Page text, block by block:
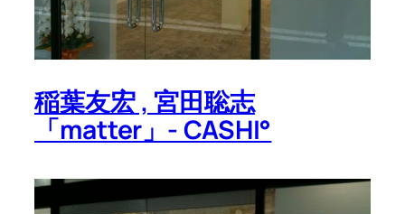
稲葉友宏 , 宮田聡志
「matter」- CASHI°